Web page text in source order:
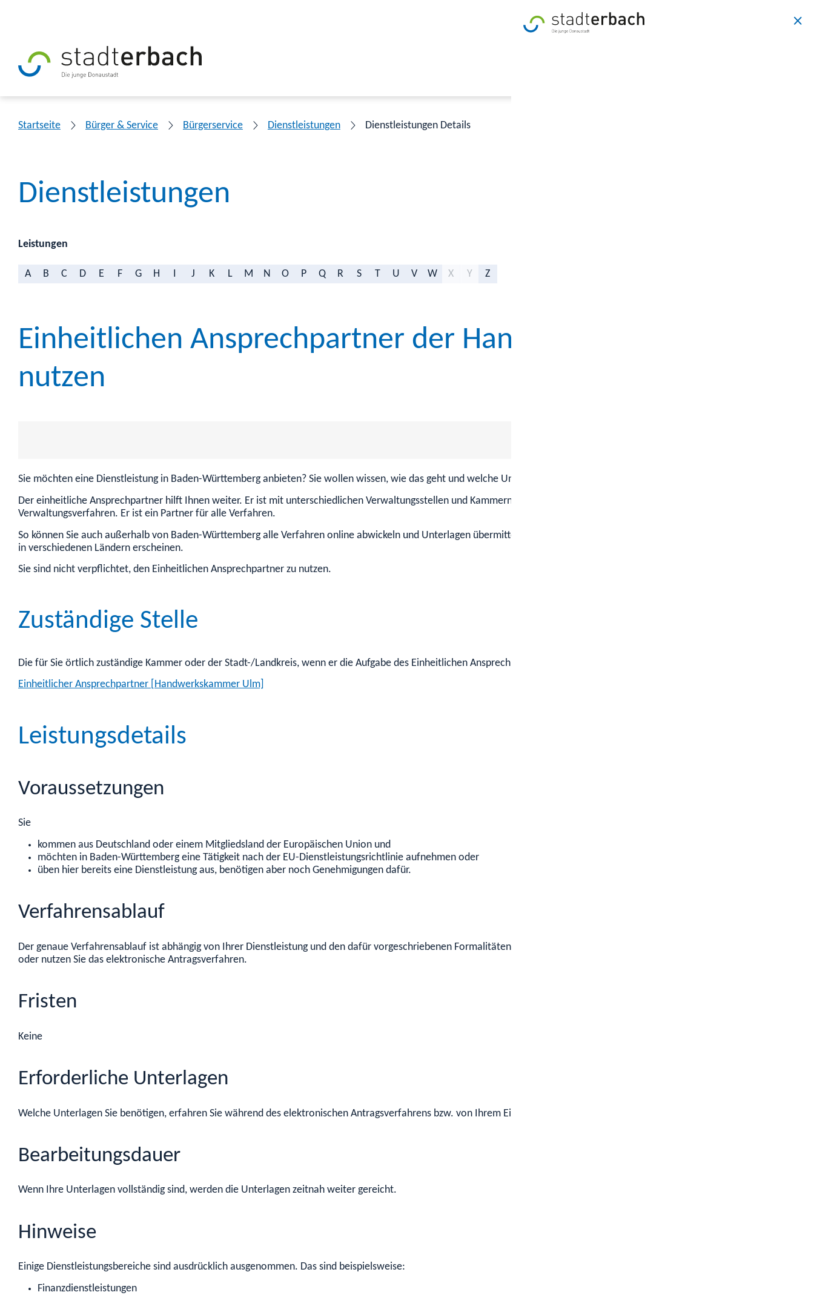
Startseite Bürger & Service Bürgerservice Dienstleistungen Dienstleistungen Details
Dienstleistungen
Leistungen
A B C D E F G H J K L M N O P Q R S T U V W X Y Z
Einheitlichen Ansprechpartner der Handwerkskammer
nutzen
Sie möchten eine Dienstleistung in Baden-Württemberg anbieten? Sie wollen wissen, wie das geht und welche Unterlagen erforderlich sind?
Der einheitliche Ansprechpartner hilft Ihnen weiter. Er ist mit unterschiedlichen Verwaltungsstellen und Kammern vernetzt und lotst Sie Schritt für Schritt durch die einzelnen
Verwaltungsverfahren. Er ist ein Partner für alle Verfahren.
So können Sie auch außerhalb von Baden-Württemberg alle Verfahren online abwickeln und Unterlagen übermitteln.
in verschiedenen Ländern erscheinen.
Sie sind nicht verpflichtet, den Einheitlichen Ansprechpartner zu nutzen.
Zuständige Stelle
Die für Sie örtlich zuständige Kammer oder der Stadt-/Landkreis, wenn er die Aufgabe des Einheitlichen Ansprechpartners übernommen hat
Einheitlicher Ansprechpartner [Handwerkskammer Ulm]
Leistungsdetails
Voraussetzungen
Sie
kommen aus Deutschland oder einem Mitgliedsland der Europäischen Union und
möchten in Baden-Württemberg eine Tätigkeit nach der EU-Dienstleistungsrichtlinie aufnehmen oder
üben hier bereits eine Dienstleistung aus, benötigen aber noch Genehmigungen dafür.
Verfahrensablauf
Der genaue Verfahrensablauf ist abhängig von Ihrer Dienstleistung und den dafür vorgeschriebenen Formalitäten. Informieren Sie sich bei Ihrem Einheitlichen Ansprechpartner
oder nutzen Sie das elektronische Antragsverfahren.
Fristen
Keine
Erforderliche Unterlagen
Welche Unterlagen Sie benötigen, erfahren Sie während des elektronischen Antragsverfahrens bzw. von Ihrem Einheitlichen Ansprechpartner.
Bearbeitungsdauer
Wenn Ihre Unterlagen vollständig sind, werden die Unterlagen zeitnah weiter gereicht.
Hinweise
Einige Dienstleistungsbereiche sind ausdrücklich ausgenommen. Das sind beispielsweise:
Finanzdienstleistungen